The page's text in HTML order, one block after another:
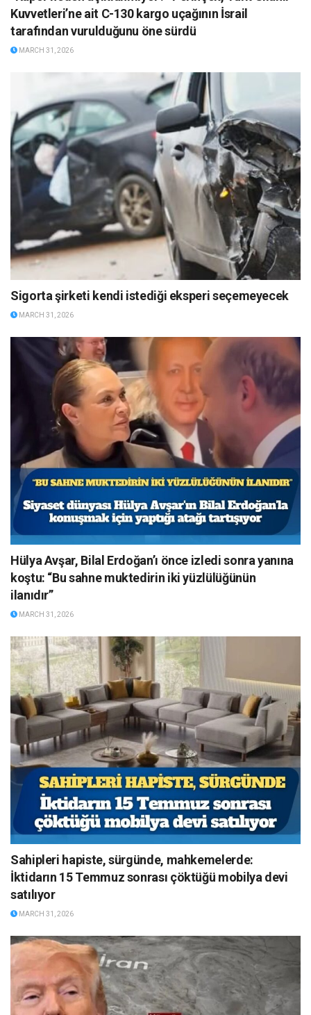
Kuvvetleri’ne ait C-130 kargo uçağının İsrail
tarafından vurulduğunu öne sürdü
MARCH 31, 2026
Sigorta şirketi kendi istediği eksperi seçemeyecek
MARCH 31, 2026
Hülya Avşar, Bilal Erdoğan’ı önce izledi sonra yanına
koştu: “Bu sahne muktedirin iki yüzlülüğünün
ilanıdır”
MARCH 31, 2026
Sahipleri hapiste, sürgünde, mahkemelerde:
İktidarın 15 Temmuz sonrası çöktüğü mobilya devi
satılıyor
MARCH 31, 2026